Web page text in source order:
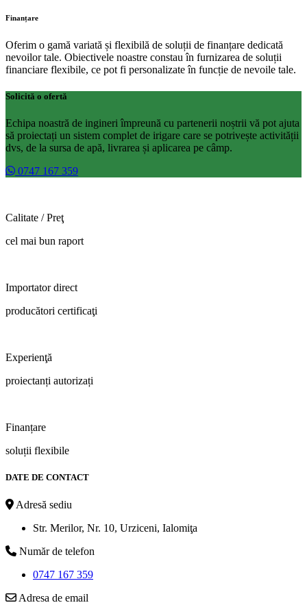
Finanțare
Oferim o gamă variată și flexibilă de soluții de finanțare dedicată
nevoilor tale. Obiectivele noastre constau în furnizarea de soluții
financiare flexibile, ce pot fi personalizate în funcție de nevoile tale.
Solicită o ofertă
Echipa noastră de ingineri împreună cu partenerii noștrii vă pot ajuta
să proiectați un sistem complet de irigare care se potrivește activității
dvs, de la sursa de apă, livrarea și aplicarea pe câmp.
0747 167 359
Calitate / Preţ
cel mai bun raport
Importator direct
producători certificaţi
Experienţă
proiectanți autorizați
Finanțare
soluții flexibile
DATE DE CONTACT
Adresă sediu
Str. Merilor, Nr. 10, Urziceni, Ialomiţa
Număr de telefon
0747 167 359
Adresa de email